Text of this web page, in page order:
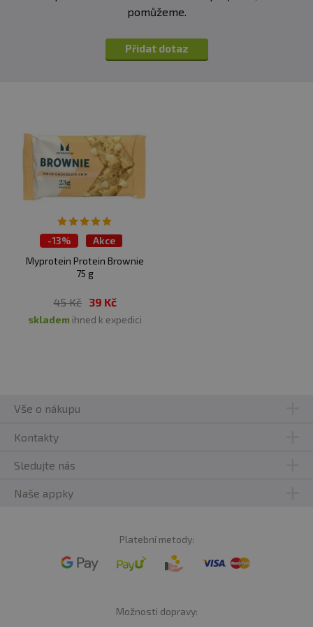
pomůžeme.
Přidat dotaz
-13%
Akce
Myprotein Protein Brownie
75 g
45 Kč 39 Kč
skladem ihned k expedici
Vše o nákupu
Kontakty
Sledujte nás
Naše appky
Platební metody:
Možnosti dopravy: